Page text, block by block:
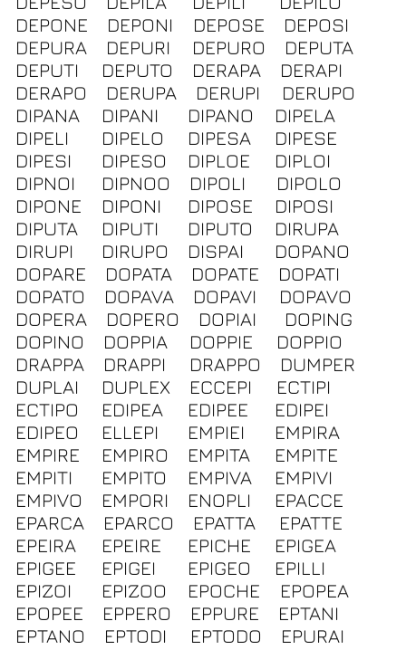
DEPONE
DEPONI DEPOSE
DEPOSI
DEPURA
DEPURI DEPURO
DEPUTA
DEPUTI
DEPUTO DERAPA
DERAPI
DERAPO
DERUPA DERUPI
DERUPO
DIPANA
DIPANI DIPANO
DIPELA
DIPELI
DIPELO DIPESA
DIPESE
DIPESI
DIPESO DIPLOE
DIPLOI
DIPNOI
DIPNOO DIPOLI
DIPOLO
DIPONE
DIPONI DIPOSE
DIPOSI
DIPUTA
DIPUTI DIPUTO
DIRUPA
DIRUPI
DIRUPO DISPAI
DOPANO
DOPARE
DOPATA DOPATE
DOPATI
DOPATO
DOPAVA DOPAVI
DOPAVO
DOPERA
DOPERO DOPIAI
DOPING
DOPINO
DOPPIA DOPPIE
DOPPIO
DRAPPA
DRAPPI DRAPPO
DUMPER
DUPLAI
DUPLEX ECCEPI
ECTIPI
ECTIPO
EDIPEA EDIPEE
EDIPEI
EDIPEO
ELLEPI EMPIEI
EMPIRA
EMPIRE
EMPIRO EMPITA
EMPITE
EMPITI
EMPITO EMPIVA
EMPIVI
EMPIVO
EMPORI ENOPLI
EPACCE
EPARCA
EPARCO EPATTA
EPATTE
EPEIRA
EPEIRE EPICHE
EPIGEA
EPIGEE
EPIGEI EPIGEO
EPILLI
EPIZOI
EPIZOO EPOCHE
EPOPEA
EPOPEE
EPPERO EPPURE
EPTANI
EPTANO
EPTODI EPTODO
EPURAI